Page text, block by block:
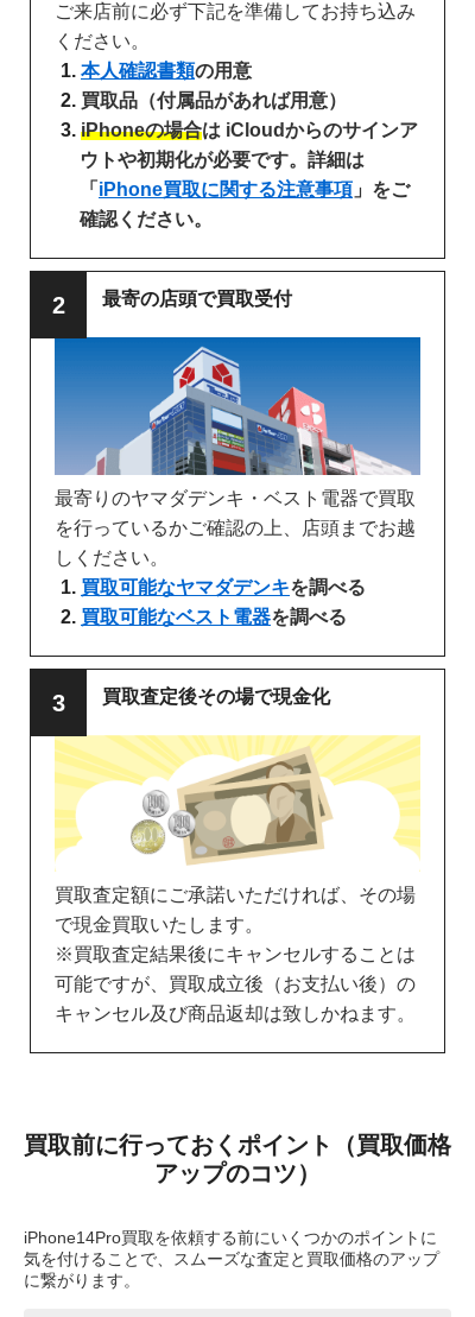
ご来店前に必ず下記を準備してお持ち込み
ください。
本人確認書類の用意
買取品（付属品があれば用意）
iPhoneの場合は iCloudからのサインア
ウトや初期化が必要です。詳細は
「 iPhone買取に関する注意事項 」をご
確認ください。
最寄の店頭で買取受付
最寄りのヤマダデンキ・ベスト電器で買取
を行っているかご確認の上、店頭までお越
しください。
買取可能なヤマダデンキを調べる
買取可能なベスト電器を調べる
買取査定後その場で現金化
買取査定額にご承諾いただければ、その場
で現金買取いたします。
※買取査定結果後にキャンセルすることは
可能ですが、買取成立後（お支払い後）の
キャンセル及び商品返却は致しかねます。
買取前に行っておくポイント（買取価格
アップのコツ）
iPhone14Pro買取を依頼する前にいくつかのポイントに
気を付けることで、スムーズな査定と買取価格のアップ
に繋がります。